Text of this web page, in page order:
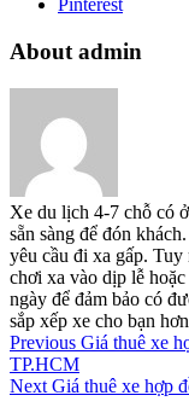
Pinterest
About admin
Xe du lịch 4-7 chỗ có
sẵn sàng để đón
yêu cầu đi xa gấp.
chơi xa vào dịp lễ
ngày để đảm bảo có
sắp xếp xe cho bạn
Previous Giá thuê xe
TP.HCM
Next Giá thuê xe hợp